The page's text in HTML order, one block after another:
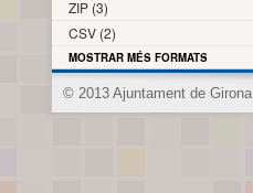
ZIP (3)
CSV (2)
MOSTRAR MÉS FORMATS
© 2013 Ajuntament de Girona